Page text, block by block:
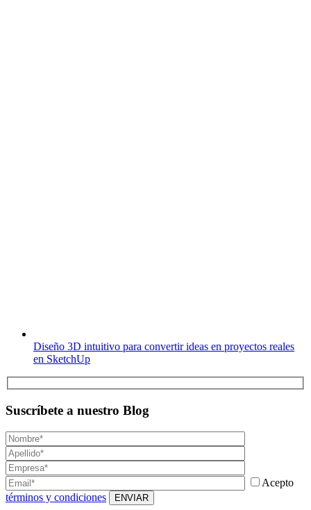
Diseño 3D intuitivo para convertir ideas en proyectos reales
en SketchUp
Suscríbete a nuestro Blog
Acepto
términos y condiciones